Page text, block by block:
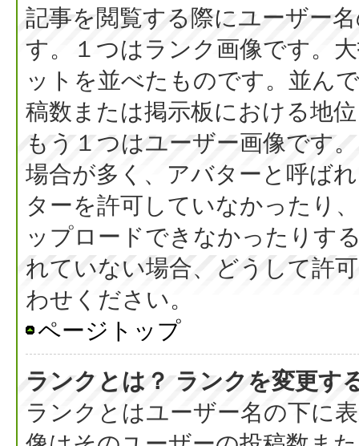
記事を閲覧する際にユーザー
す。１つはランク画像です。
ットを並べたものです。並ん
稿数または掲示板における地
もう１つはユーザー画像です
場合が多く、アバターと呼ば
ターを許可していなかったり
ップロードできなかったりす
れていない場合、どうして許
わせください。
ページトップ
ランクとは？ ランクを変更す
ランクとはユーザー名の下に